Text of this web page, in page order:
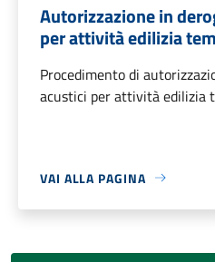
Autorizzazione in
per attività edilizia
Procedimento di
acustici per attività edilizia
VAI ALLA PAGINA